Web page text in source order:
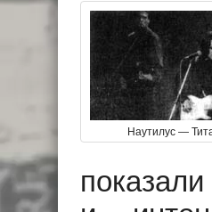
Наутилус —